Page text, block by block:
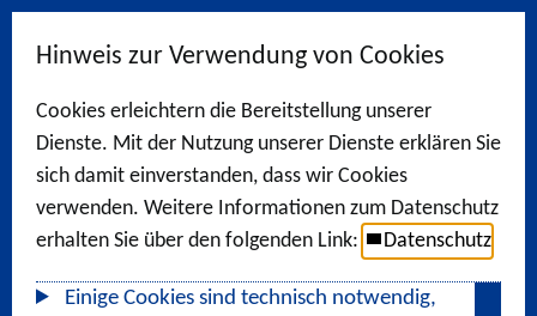
Hinweis zur Verwendung von Cookies
Cookies erleichtern die Bereitstellung unserer
Dienste. Mit der Nutzung unserer Dienste erklären Sie
sich damit einverstanden, dass wir Cookies
verwenden. Weitere Informationen zum Datenschutz
erhalten Sie über den folgenden Link:
Datenschutz
Einige Cookies sind technisch notwendig,